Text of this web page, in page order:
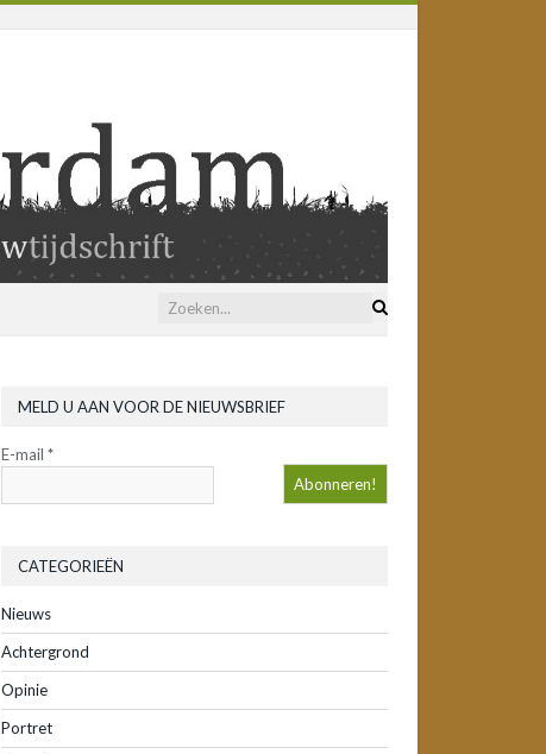
MELD U AAN VOOR DE NIEUWSBRIEF
E-mail *
CATEGORIEËN
Nieuws
Achtergrond
Opinie
Portret